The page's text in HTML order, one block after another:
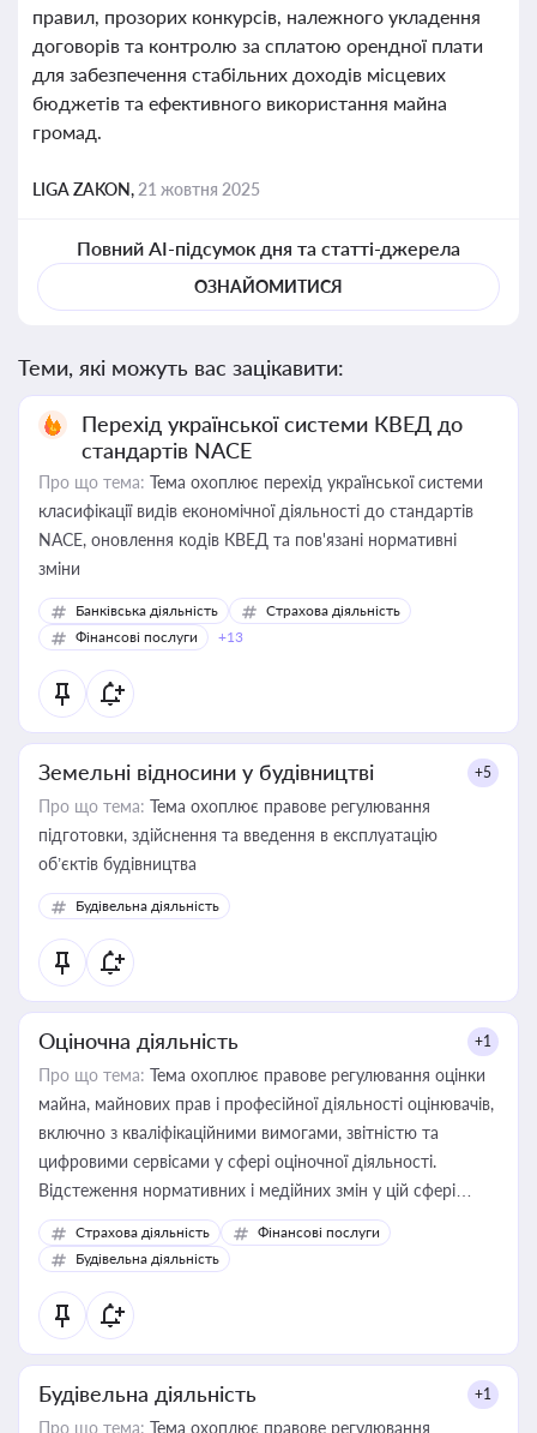
правил, прозорих конкурсів, належного укладення
договорів та контролю за сплатою орендної плати
для забезпечення стабільних доходів місцевих
бюджетів та ефективного використання майна
громад.
LIGA ZAKON, 21 жовтня 2025
Повний AI-підсумок дня та статті-джерела
ОЗНАЙОМИТИСЯ
Теми, які можуть вас зацікавити:
Перехід української системи КВЕД до
стандартів NACE
Про що тема: Тема охоплює перехід української системи
класифікації видів економічної діяльності до стандартів
NACE, оновлення кодів КВЕД та пов'язані нормативні
зміни
Банківська діяльність
Страхова діяльність
Фінансові послуги
+13
Земельні відносини у будівництві +5
Про що тема: Тема охоплює правове регулювання
підготовки, здійснення та введення в експлуатацію
об’єктів будівництва
Будівельна діяльність
Оціночна діяльність +1
Про що тема: Тема охоплює правове регулювання оцінки
майна, майнових прав і професійної діяльності оцінювачів,
включно з кваліфікаційними вимогами, звітністю та
цифровими сервісами у сфері оціночної діяльності.
Відстеження нормативних і медійних змін у цій сфері
корисне для власника бізнесу, керівника, юриста або
бухгалтера під час оподаткування, приватизації, оренди
державного майна, корпоративних угод і перевірки
статусу суб'єктів оціночної діяльності
Страхова діяльність
Фінансові послуги
Будівельна діяльність
Будівельна діяльність +1
Про що тема: Тема охоплює правове регулювання